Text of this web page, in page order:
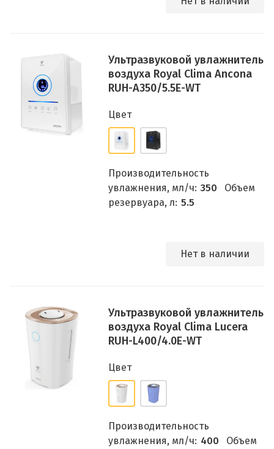
Ультразвуковой увлажнитель
воздуха Royal Clima Ancona
RUH-A350/5.5E-WT
Цвет
Производительность
увлажнения, мл/ч: 350
Объем
резервуара, л: 5.5
Нет в наличии
Ультразвуковой увлажнитель
воздуха Royal Clima Lucera
RUH-L400/4.0E-WT
Цвет
Производительность
увлажнения, мл/ч: 400
Объем